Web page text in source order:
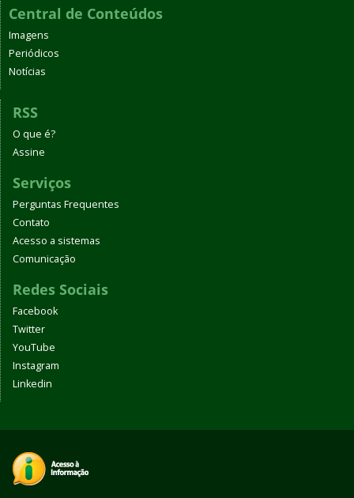
Central de Conteúdos
Imagens
Periódicos
Notícias
RSS
O que é?
Assine
Serviços
Perguntas Frequentes
Contato
Acesso a sistemas
Comunicação
Redes Sociais
Facebook
Twitter
YouTube
Instagram
Linkedin